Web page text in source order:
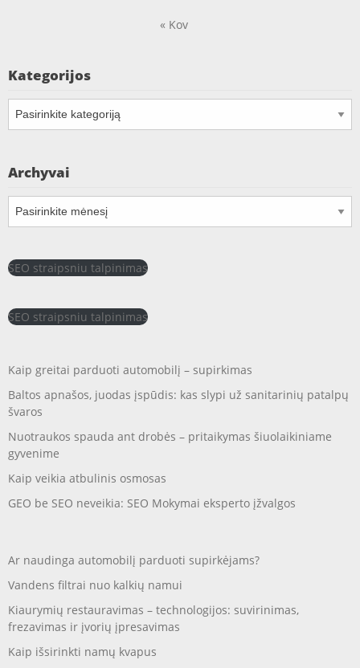
« Kov
Kategorijos
Kategorijos
Archyvai
Archyvai
SEO straipsniu talpinimas
SEO straipsniu talpinimas
Kaip greitai parduoti automobilį – supirkimas
Baltos apnašos, juodas įspūdis: kas slypi už sanitarinių patalpų
švaros
Nuotraukos spauda ant drobės – pritaikymas šiuolaikiniame
gyvenime
Kaip veikia atbulinis osmosas
GEO be SEO neveikia: SEO Mokymai eksperto įžvalgos
Ar naudinga automobilį parduoti supirkėjams?
Vandens filtrai nuo kalkių namui
Kiaurymių restauravimas – technologijos: suvirinimas,
frezavimas ir įvorių įpresavimas
Kaip išsirinkti namų kvapus